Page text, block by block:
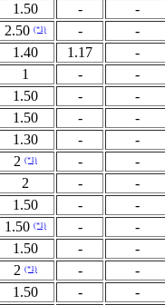
1.50 - -
2.50 (*1) - -
1.40 1.17 -
1 - -
1.50 - -
1.50 - -
1.30 - -
2 (*1) - -
2 - -
1.50 - -
1.50 (*1) - -
1.50 - -
2 (*1) - -
1.50 - -